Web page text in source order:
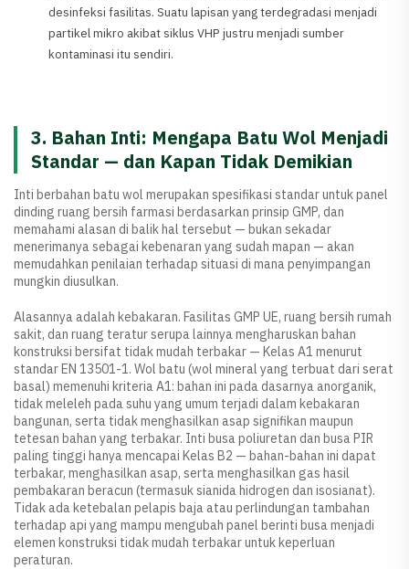
desinfeksi fasilitas. Suatu lapisan yang terdegradasi menjadi
partikel mikro akibat siklus VHP justru menjadi sumber
kontaminasi itu sendiri.
3. Bahan Inti: Mengapa Batu Wol Menjadi
Standar — dan Kapan Tidak Demikian
Inti berbahan batu wol merupakan spesifikasi standar untuk panel
dinding ruang bersih farmasi berdasarkan prinsip GMP, dan
memahami alasan di balik hal tersebut — bukan sekadar
menerimanya sebagai kebenaran yang sudah mapan — akan
memudahkan penilaian terhadap situasi di mana penyimpangan
mungkin diusulkan.
Alasannya adalah kebakaran. Fasilitas GMP UE, ruang bersih rumah
sakit, dan ruang teratur serupa lainnya mengharuskan bahan
konstruksi bersifat tidak mudah terbakar — Kelas A1 menurut
standar EN 13501-1. Wol batu (wol mineral yang terbuat dari serat
basal) memenuhi kriteria A1: bahan ini pada dasarnya anorganik,
tidak meleleh pada suhu yang umum terjadi dalam kebakaran
bangunan, serta tidak menghasilkan asap signifikan maupun
tetesan bahan yang terbakar. Inti busa poliuretan dan busa PIR
paling tinggi hanya mencapai Kelas B2 — bahan-bahan ini dapat
terbakar, menghasilkan asap, serta menghasilkan gas hasil
pembakaran beracun (termasuk sianida hidrogen dan isosianat).
Tidak ada ketebalan pelapis baja atau perlindungan tambahan
terhadap api yang mampu mengubah panel berinti busa menjadi
elemen konstruksi tidak mudah terbakar untuk keperluan
peraturan.